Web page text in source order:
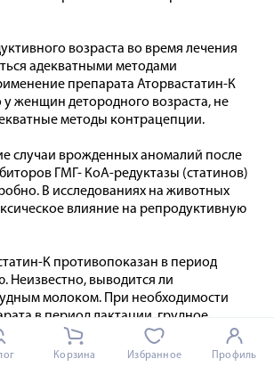
возраста во время лечения
адекватными методами
препарата Аторвастатин-К
женщин детородного возраста, не
методы контрацепции.
случаи врожденных аномалий после
ГМГ- КоА-редуктазы (статинов)
В исследованиях на животных
влияние на репродуктивную
К противопоказан в период
Неизвестно, выводится ли
молоком. При необходимости
в период лактации, грудное
прекратить во избежание
явлений у грудных детей.
Корзина Избранное Профиль